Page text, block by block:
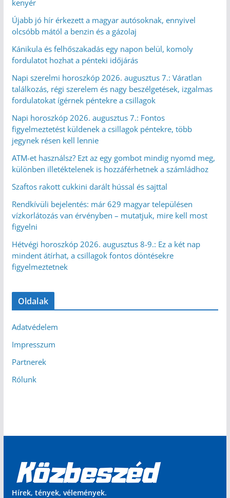
kenyér
Újabb jó hír érkezett a magyar autósoknak, ennyivel
olcsóbb mától a benzin és a gázolaj
Kánikula és felhőszakadás egy napon belül, komoly
fordulatot hozhat a pénteki időjárás
Napi szerelmi horoszkóp 2026. augusztus 7.: Váratlan
találkozás, régi szerelem és nagy beszélgetések, izgalmas
fordulatokat ígérnek péntekre a csillagok
Napi horoszkóp 2026. augusztus 7.: Fontos
figyelmeztetést küldenek a csillagok péntekre, több
jegynek résen kell lennie
ATM-et használsz? Ezt az egy gombot mindig nyomd meg,
különben illetéktelenek is hozzáférhetnek a számládhoz
Szaftos rakott cukkini darált hússal és sajttal
Rendkívüli bejelentés: már 629 magyar településen
vízkorlátozás van érvényben – mutatjuk, mire kell most
figyelni
Hétvégi horoszkóp 2026. augusztus 8-9.: Ez a két nap
mindent átírhat, a csillagok fontos döntésekre
figyelmeztetnek
Oldalak
Adatvédelem
Impresszum
Partnerek
Rólunk
Hírek, tények, vélemények.